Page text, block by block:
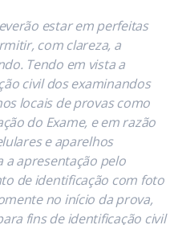
estar em perfeitas
com clareza, a
Tendo em vista a
civil dos examinandos
locais de provas como
do Exame, e em razão
e aparelhos
a apresentação pelo
de identificação com foto
no início da prova,
fins de identificação civil